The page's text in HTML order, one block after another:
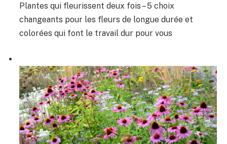
Plantes qui fleurissent deux fois – 5 choix
changeants pour les fleurs de longue durée et
colorées qui font le travail dur pour vous